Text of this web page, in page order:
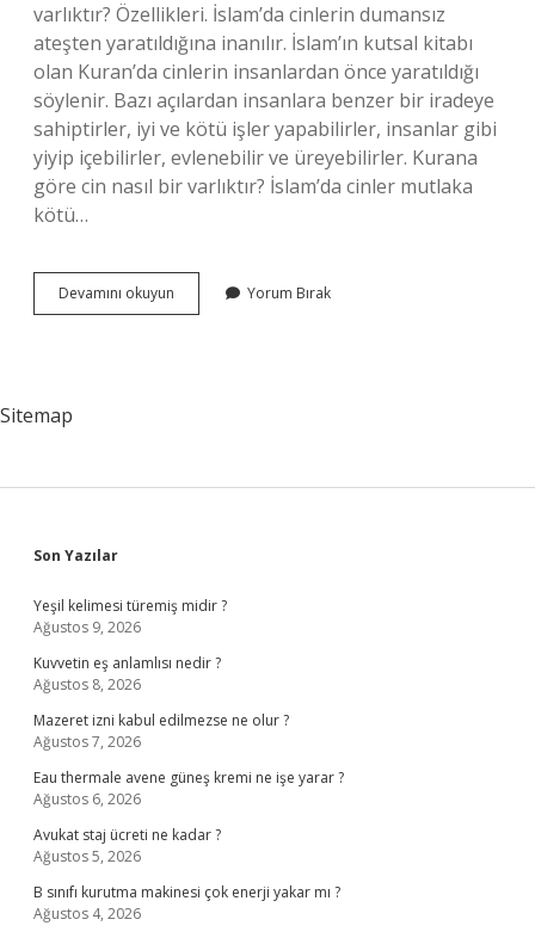
varlıktır? Özellikleri. İslam’da cinlerin dumansız
ateşten yaratıldığına inanılır. İslam’ın kutsal kitabı
olan Kuran’da cinlerin insanlardan önce yaratıldığı
söylenir. Bazı açılardan insanlara benzer bir iradeye
sahiptirler, iyi ve kötü işler yapabilirler, insanlar gibi
yiyip içebilirler, evlenebilir ve üreyebilirler. Kurana
göre cin nasıl bir varlıktır? İslam’da cinler mutlaka
kötü…
Devamını okuyun
Nasıl
Yorum Bırak
Sitemap
Sidebar
Son Yazılar
Yeşil kelimesi türemiş midir ?
Ağustos 9, 2026
Kuvvetin eş anlamlısı nedir ?
Ağustos 8, 2026
Mazeret izni kabul edilmezse ne olur ?
Ağustos 7, 2026
Eau thermale avene güneş kremi ne işe yarar ?
Ağustos 6, 2026
Avukat staj ücreti ne kadar ?
Ağustos 5, 2026
B sınıfı kurutma makinesi çok enerji yakar mı ?
Ağustos 4, 2026